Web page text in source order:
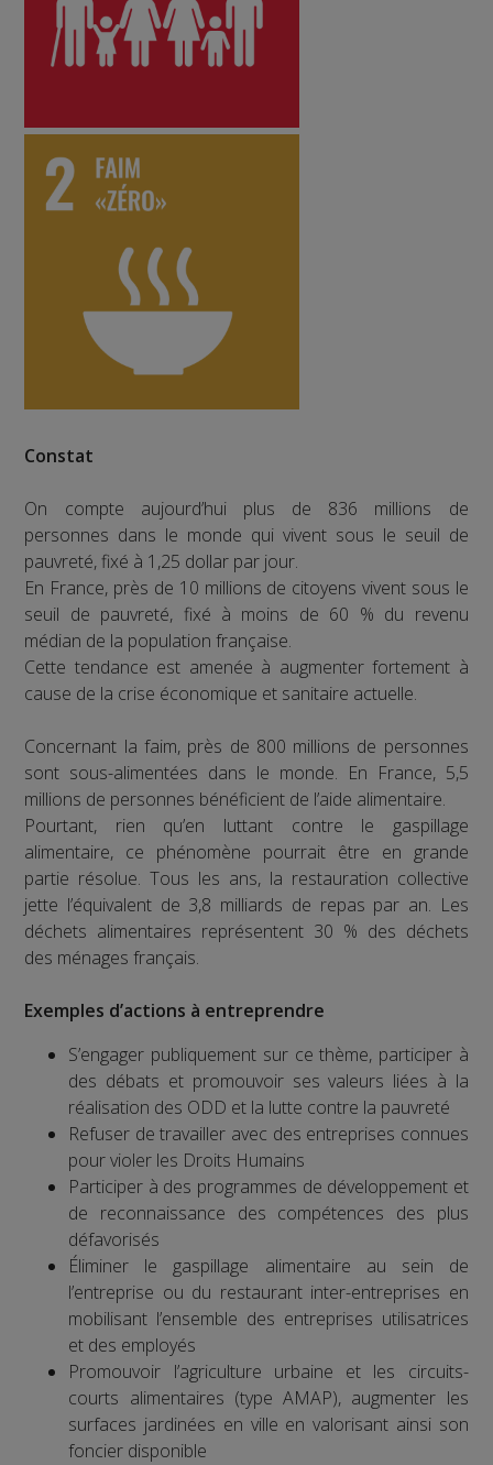
Constat
On compte aujourd’hui plus de 836 millions de
personnes dans le monde qui vivent sous le seuil de
pauvreté, fixé à 1,25 dollar par jour.
En France, près de 10 millions de citoyens vivent sous le
seuil de pauvreté, fixé à moins de 60 % du revenu
médian de la population française.
Cette tendance est amenée à augmenter fortement à
cause de la crise économique et sanitaire actuelle.
Concernant la faim, près de 800 millions de personnes
sont sous-alimentées dans le monde. En France, 5,5
millions de personnes bénéficient de l’aide alimentaire.
Pourtant, rien qu’en luttant contre le gaspillage
alimentaire, ce phénomène pourrait être en grande
partie résolue. Tous les ans, la restauration collective
jette l’équivalent de 3,8 milliards de repas par an. Les
déchets alimentaires représentent 30 % des déchets
des ménages français.
Exemples d’actions à entreprendre
S’engager publiquement sur ce thème, participer à
des débats et promouvoir ses valeurs liées à la
réalisation des ODD et la lutte contre la pauvreté
Refuser de travailler avec des entreprises connues
pour violer les Droits Humains
Participer à des programmes de développement et
de reconnaissance des compétences des plus
défavorisés
Éliminer le gaspillage alimentaire au sein de
l’entreprise ou du restaurant inter-entreprises en
mobilisant l’ensemble des entreprises utilisatrices
et des employés
Promouvoir l’agriculture urbaine et les circuits-
courts alimentaires (type AMAP), augmenter les
surfaces jardinées en ville en valorisant ainsi son
foncier disponible